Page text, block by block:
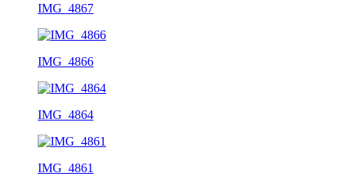
IMG_4867
IMG_4866
IMG_4864
IMG_4861